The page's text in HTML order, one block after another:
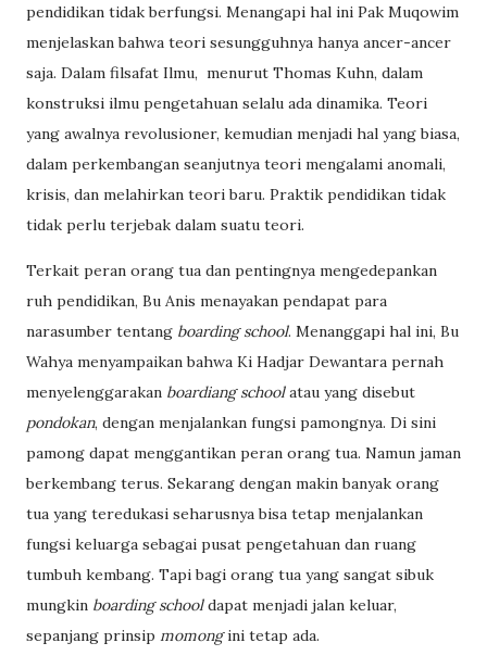
pendidikan tidak berfungsi. Menangapi hal ini Pak Muqowim
menjelaskan bahwa teori sesungguhnya hanya ancer-ancer
saja. Dalam filsafat Ilmu, menurut Thomas Kuhn, dalam
konstruksi ilmu pengetahuan selalu ada dinamika. Teori
yang awalnya revolusioner, kemudian menjadi hal yang biasa,
dalam perkembangan seanjutnya teori mengalami anomali,
krisis, dan melahirkan teori baru. Praktik pendidikan tidak
tidak perlu terjebak dalam suatu teori.
Terkait peran orang tua dan pentingnya mengedepankan
ruh pendidikan, Bu Anis menayakan pendapat para
narasumber tentang boarding school. Menanggapi hal ini, Bu
Wahya menyampaikan bahwa Ki Hadjar Dewantara pernah
menyelenggarakan boardiang schoolatau yang disebut
pondokan, dengan menjalankan fungsi pamongnya. Di sini
pamong dapat menggantikan peran orang tua. Namun jaman
berkembang terus. Sekarang dengan makin banyak orang
tua yang teredukasi seharusnya bisa tetap menjalankan
fungsi keluarga sebagai pusat pengetahuan dan ruang
tumbuh kembang. Tapi bagi orang tua yang sangat sibuk
mungkin boarding schooldapat menjadi jalan keluar,
sepanjang prinsip momongini tetap ada.